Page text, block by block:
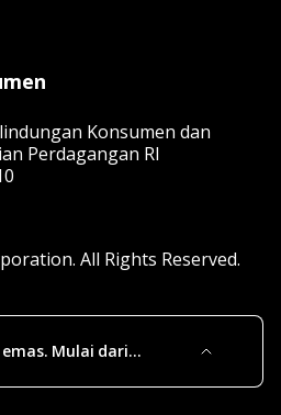
Konsumen dan
Perdagangan RI
All Rights Reserved.
Mulai dari